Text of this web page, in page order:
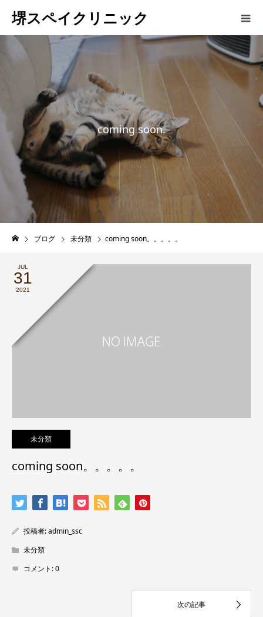
堺スペイクリニック
coming soon...
ブログ 未分類 coming soon。。。。。
JUL
31
2021
未分類
coming soon。。。。。
投稿者:admin_ssc
未分類
コメント:0